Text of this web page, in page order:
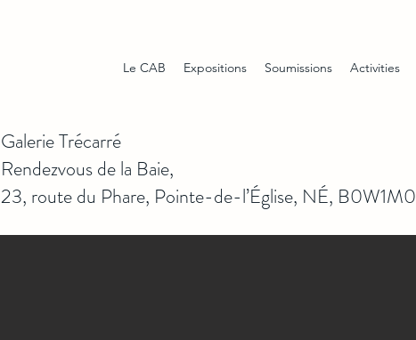
Le CAB Expositions Soumissions Activities
Galerie Trécarré
Rendezvous de la Baie,
23, route du Phare, Pointe-de-l’Église, NÉ, B0W1M0